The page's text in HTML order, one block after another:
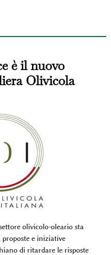
è il nuovo
Olivicola
olivicolo-oleario sta
e iniziative
di ritardare le risposte